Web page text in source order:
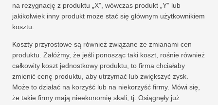
na rezygnację z produktu „X”, wówczas produkt „Y” lub
jakikolwiek inny produkt może stać się głównym użytkownikiem
kosztu.
Koszty przyrostowe są również związane ze zmianami cen
produktu. Załóżmy, że jeśli ponosząc taki koszt, rośnie również
całkowity koszt jednostkowy produktu, to firma chciałaby
zmienić cenę produktu, aby utrzymać lub zwiększyć zysk.
Może to działać na korzyść lub na niekorzyść firmy. Mówi się,
że takie firmy mają nieekonomię skali, tj. Osiągnęły już